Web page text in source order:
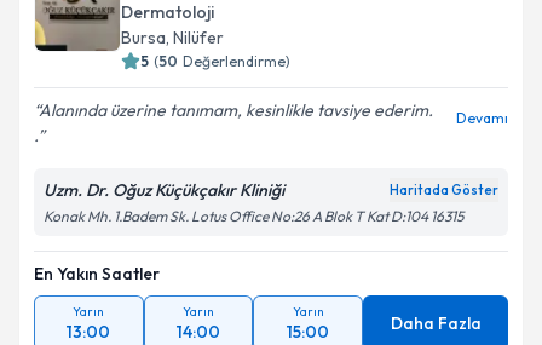
Dermatoloji
Bursa, Nilüfer
5 (50 Değerlendirme)
Alanında üzerine tanımam, kesinlikle tavsiye ederim.
.
Devamı
Uzm. Dr. Oğuz Küçükçakır Kliniği Haritada Göster
Konak Mh. 1.Badem Sk. Lotus Office No:26 A Blok T Kat D:104 16315
En Yakın Saatler
Yarın
13:00
Yarın
14:00
Yarın
15:00 Daha Fazla